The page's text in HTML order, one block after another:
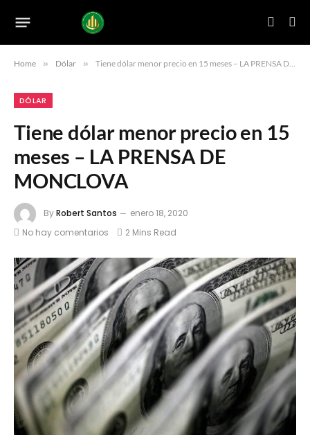
Home » Dólar » Tiene dólar menor precio en 15 meses – LA PRENSA DE MONCLOVA
DÓLAR
Tiene dólar menor precio en 15
meses – LA PRENSA DE
MONCLOVA
ByRobert Santos
enero 18, 2020
No hay comentarios
2 Mins Read